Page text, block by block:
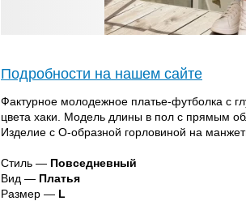
Подробности на нашем сайте
Фактурное молодежное платье-футболка с
цвета хаки. Модель длины в пол с прямым
Изделие с О-образной горловиной на
Стиль — Повседневный
Вид — Платья
Размер — L